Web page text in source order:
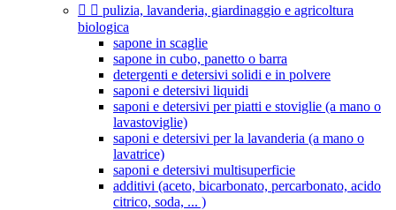
  pulizia, lavanderia, giardinaggio e agricoltura
biologica
sapone in scaglie
sapone in cubo, panetto o barra
detergenti e detersivi solidi e in polvere
saponi e detersivi liquidi
saponi e detersivi per piatti e stoviglie (a mano o
lavastoviglie)
saponi e detersivi per la lavanderia (a mano o
lavatrice)
saponi e detersivi multisuperficie
additivi (aceto, bicarbonato, percarbonato, acido
citrico, soda, ... )